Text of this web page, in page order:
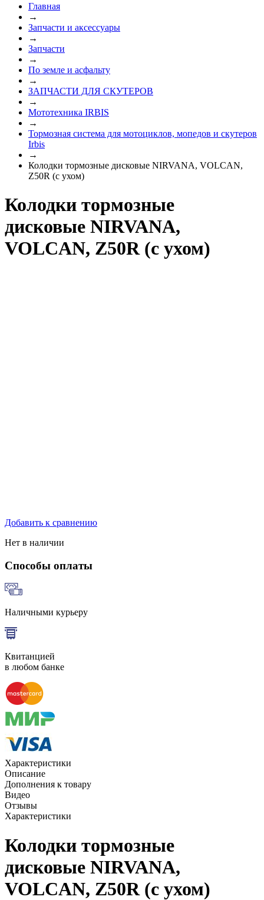
Главная
→
Запчасти и аксессуары
→
Запчасти
→
По земле и асфальту
→
ЗАПЧАСТИ ДЛЯ СКУТЕРОВ
→
Мототехника IRBIS
→
Тормозная система для мотоциклов, мопедов и скутеров
Irbis
→
Колодки тормозные дисковые NIRVANA, VOLCAN,
Z50R (c ухом)
Колодки тормозные
дисковые NIRVANA,
VOLCAN, Z50R (c ухом)
Добавить к сравнению
Нет в наличии
Способы оплаты
Наличными курьеру
Квитанцией
в любом банке
Характеристики
Описание
Дополнения к товару
Видео
Отзывы
Характеристики
Колодки тормозные
дисковые NIRVANA,
VOLCAN, Z50R (c ухом)